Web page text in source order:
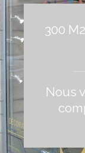
300
Nous